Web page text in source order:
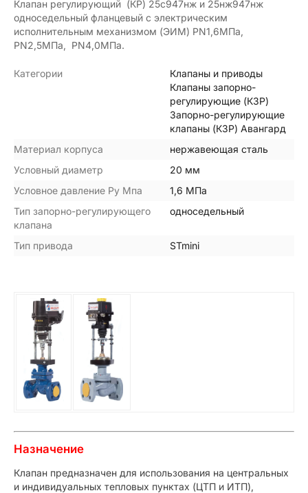
Клапан регулирующий (КР) 25с947нж и 25нж947нж
односедельный фланцевый с электрическим
исполнительным механизмом (ЭИМ) PN1,6МПа,
PN2,5МПа, PN4,0МПа.
Категории
Клапаны и приводы
Клапаны запорно-
регулирующие (КЗР)
Запорно-регулирующие
клапаны (КЗР) Авангард
Материал корпуса
нержавеющая сталь
Условный диаметр
20 мм
Условное давление Ру Мпа
1,6 МПа
Тип запорно-регулирующего
клапана
односедельный
Тип привода STmini
Назначение
Клапан предназначен для использования на центральных
и индивидуальных тепловых пунктах (ЦТП и ИТП),